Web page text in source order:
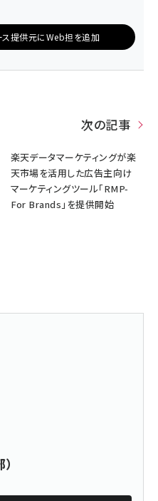
ス提供元にWeb担を追加
次の記事
楽天データマーケティングが楽
天市場を活用した広告主向け
マーケティングツール「RMP-
For Brands」を提供開始